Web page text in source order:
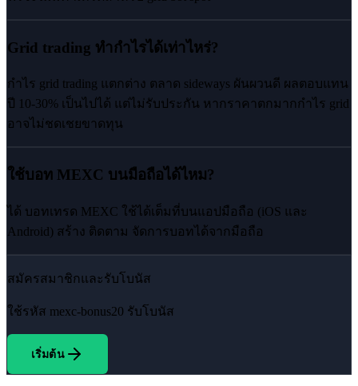
Grid trading ทำกำไรได้เท่าไหร่?
กำไร grid trading แตกต่าง ตลาด sideways ผันผวนดี ผลตอบแทน
ปี 10-30% เป็นไปได้ แต่ไม่รับประกัน หากราคาตกมากกำไร grid
อาจไม่ชดเชยขาดทุน
ใช้บอท MEXC บนมือถือได้ไหม?
ได้ บอทเทรด MEXC ใช้ได้เต็มที่บนแอปมือถือ (iOS และ
Android) สร้าง ติดตาม จัดการบอทได้จากมือถือ
สมัครสมาชิกและรับโบนัส
ใช้รหัส mexc-bonus20 รับโบนัส
เริ่มต้น